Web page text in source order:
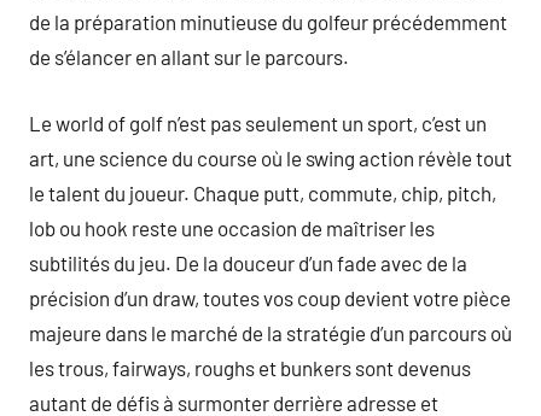
de la préparation minutieuse du golfeur précédemment
de s’élancer en allant sur le parcours.
Le world of golf n’est pas seulement un sport, c’est un
art, une science du course où le swing action révèle tout
le talent du joueur. Chaque putt, commute, chip, pitch,
lob ou hook reste une occasion de maîtriser les
subtilités du jeu. De la douceur d’un fade avec de la
précision d’un draw, toutes vos coup devient votre pièce
majeure dans le marché de la stratégie d’un parcours où
les trous, fairways, roughs et bunkers sont devenus
autant de défis à surmonter derrière adresse et